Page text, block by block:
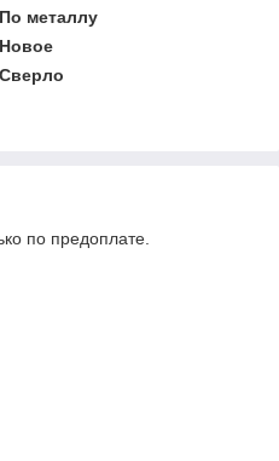
По металлу
Новое
Сверло
по предоплате.